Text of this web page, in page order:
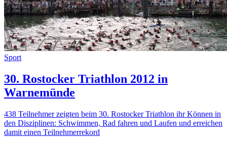
Sport
30. Rostocker Triathlon 2012 in
Warnemünde
438 Teilnehmer zeigten beim 30. Rostocker Triathlon ihr Können in
den Disziplinen: Schwimmen, Rad fahren und Laufen und erreichen
damit einen Teilnehmerrekord